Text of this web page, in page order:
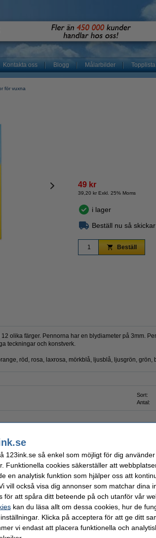
Kontakta oss Blogg Målarbilder Topplista
för vuxna
49 kr
39,20 kr Exkl. 25% Moms
i lager
Beställ nu så
Beställ
olika färger. Pennorna har en blydiameter på 3mm.
teckningar och konstverk.
röd, rosa, laxrosa, mörkblå, ljusblå, ljusgrön, grön,
Sort:
Antal:
| magnesium
123ink.se så enkel som möjligt för dig
Funktionella cookies säkerställer att
en analytisk funktion som hjälper oss att
vill också visa dig annonser som matchar dina
för att spåra ditt beteende på och utanför vår
kan du läsa allt om dessa cookies, hur de
Klicka på acceptera för att ge ditt
vi endast att placera funktionella och